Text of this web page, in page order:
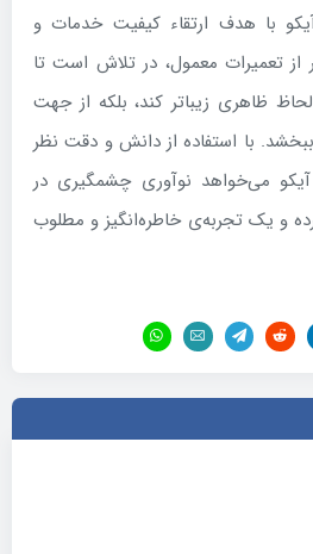
با هدف ارتقاء کیفیت خدمات و
از تعمیرات معمول، در تلاش است تا
ظاهری زیباتر کند، بلکه از جهت
با استفاده از دانش و دقت نظر
می‌خواهد نوآوری چشمگیری در
و یک تجربه‌ی خاطره‌انگیز و مطلوب